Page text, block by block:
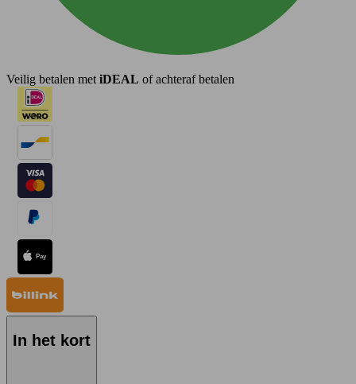
Veilig betalen met iDEAL of achteraf betalen
In het kort